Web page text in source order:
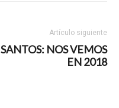
Artículo siguiente
SANTOS: NOS VEMOS
EN 2018